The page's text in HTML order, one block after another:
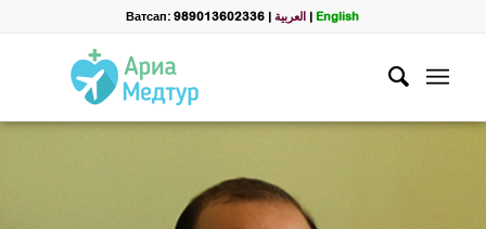
Ватсап: 989013602336 |العربية |English